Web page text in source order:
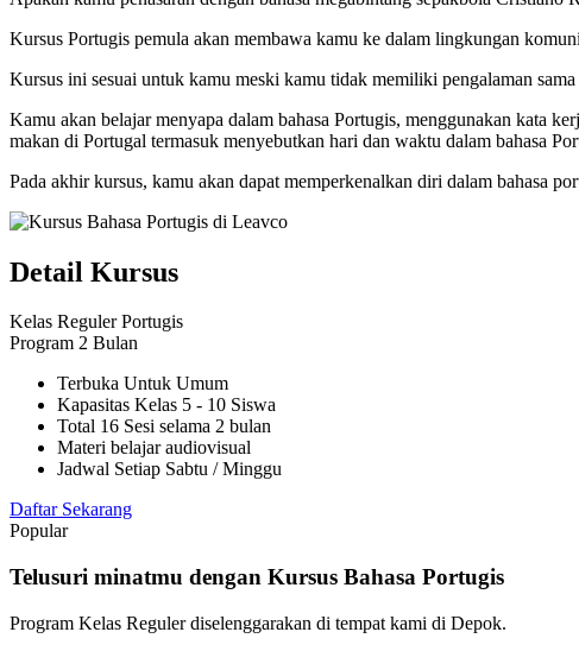
Kursus Portugis pemula akan membawa kamu ke dalam lingkungan
Kursus ini sesuai untuk kamu meski kamu tidak memiliki pengalaman sama
Kamu akan belajar menyapa dalam bahasa Portugis, menggunakan kata
makan di Portugal termasuk menyebutkan hari dan waktu dalam bahasa
Pada akhir kursus, kamu akan dapat memperkenalkan diri dalam bahasa
Detail Kursus
Kelas Reguler Portugis
Program 2 Bulan
Terbuka Untuk Umum
Kapasitas Kelas 5 - 10 Siswa
Total 16 Sesi selama 2 bulan
Materi belajar audiovisual
Jadwal Setiap Sabtu / Minggu
Daftar Sekarang
Popular
Telusuri minatmu dengan Kursus Bahasa Portugis
Program Kelas Reguler diselenggarakan di tempat kami di Depok.